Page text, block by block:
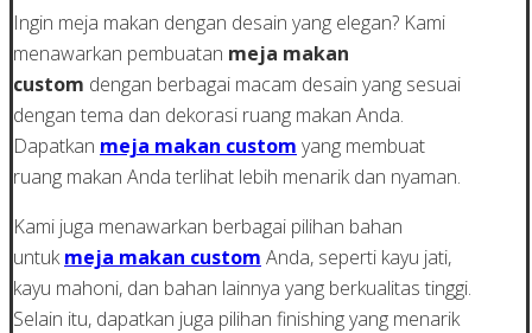
Ingin meja makan dengan desain yang elegan? Kami
menawarkan pembuatan meja makan
custom dengan berbagai macam desain yang sesuai
dengan tema dan dekorasi ruang makan Anda.
Dapatkan meja makan custom yang membuat
ruang makan Anda terlihat lebih menarik dan nyaman.
Kami juga menawarkan berbagai pilihan bahan
untukmeja makan custom Anda, seperti kayu jati,
kayu mahoni, dan bahan lainnya yang berkualitas tinggi.
Selain itu, dapatkan juga pilihan finishing yang menarik